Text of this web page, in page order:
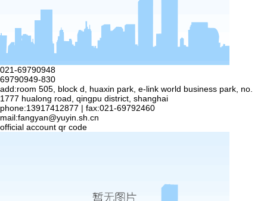
021-69790948
69790949-830
add:room 505, block d, huaxin park, e-link world business park, no.
1777 hualong road, qingpu district, shanghai
phone:13917412877 | fax:021-69792460
mail:fangyan@yuyin.sh.cn
official account qr code